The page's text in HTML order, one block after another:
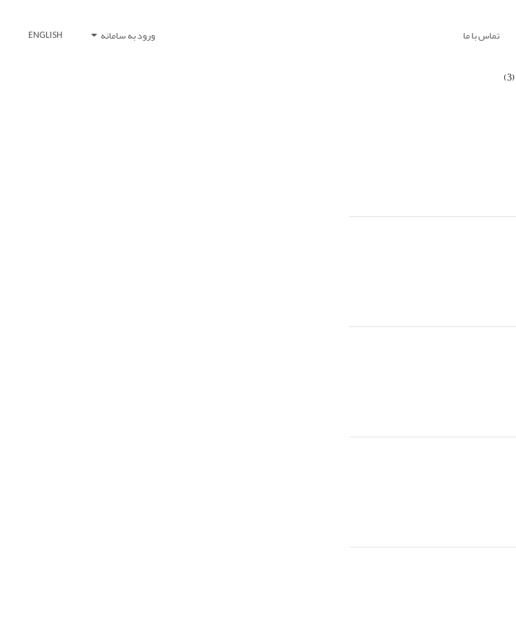
تماس با ما ورود به سامانه ENGLISH